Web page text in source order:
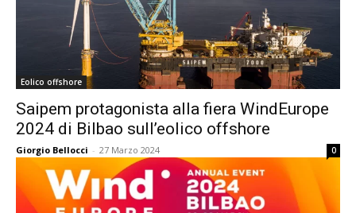
Eolico offshore
Saipem protagonista alla fiera WindEurope
2024 di Bilbao sull’eolico offshore
Giorgio Bellocci - 27 Marzo 2024 0